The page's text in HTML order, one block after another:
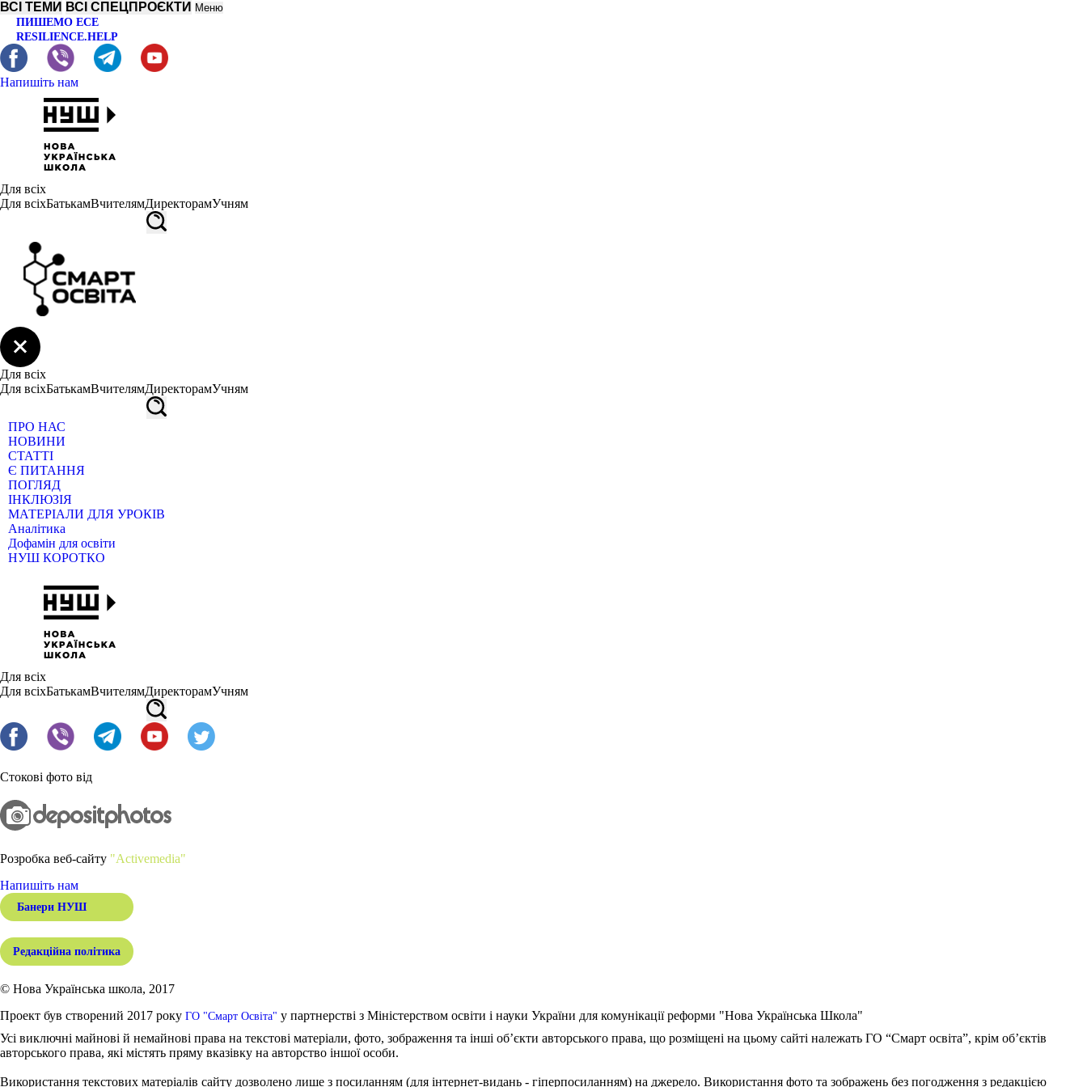
ВСІ ТЕМИ ВСІ СПЕЦПРОЄКТИ Меню
ПИШЕМО ЕСЕ
RESILIENCE.HELP
Напишіть нам
Для всіх
Для всіхБатькамВчителямДиректорамУчням
Для всіх
Для всіхБатькамВчителямДиректорамУчням
ПРО НАС
НОВИНИ
СТАТТІ
Є ПИТАННЯ
ПОГЛЯД
ІНКЛЮЗІЯ
МАТЕРІАЛИ ДЛЯ УРОКІВ
Аналітика
Дофамін для освіти
НУШ КОРОТКО
Для всіх
Для всіхБатькамВчителямДиректорамУчням
Стокові фото від
Розробка веб-сайту "Activemedia"
Напишіть нам
Банери НУШ
Редакційна політика
© Нова Українська школа, 2017
Проект був створений 2017 року ГО "Смарт Освіта" у партнерстві з Міністерством освіти і науки України для комунікації реформи "Нова Українська Школа"
Усі виключні майнові й немайнові права на текстові матеріали, фото, зображення та інші об’єкти авторського права, що розміщені на цьому сайті належать ГО “Смарт освіта”, крім об’єктів
авторського права, які містять пряму вказівку на авторство іншої особи.
Використання текстових матеріалів сайту дозволено лише з посиланням (для інтернет-видань - гіперпосиланням) на джерело. Використання фото та зображень без погодження з редакцією